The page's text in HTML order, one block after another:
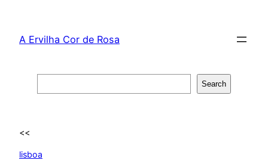
content
A Ervilha Cor de Rosa
Search
<<
lisboa